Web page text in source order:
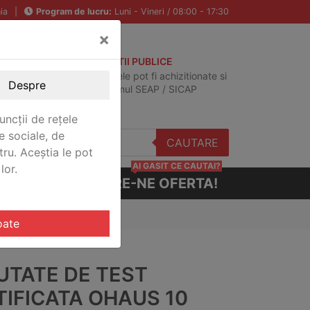
Program de lucru: Luni - Vineri / 08:00 - 17:30
ACHIZITII PUBLICE
Produsele pot fi achizitionate si
in sistemul SEAP / SICAP
CAUTARE
CERE-NE OFERTA!
AI GASIT CE CAUTAI?
DE TEST
OHAUS 10
×
Despre
de rețele
sociale, de
Aceștia le pot